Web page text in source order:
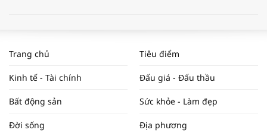
NAM NĂM 2024 VÀ NĂM 2025 | NHỊP
ĐẬP THỊ TRƯỜNG #62
Tọa đàm “Xúc tiến thương mại: Khơi
Trang chủ Tiêu điểm
Kinh tế - Tài chính Đấu giá - Đấu thầu
Bất động sản Sức khỏe - Làm đẹp
Đời sống Địa phương